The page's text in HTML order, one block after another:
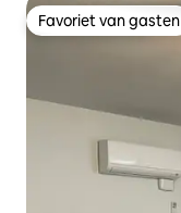
Favoriet van gasten
Favoriet van gasten